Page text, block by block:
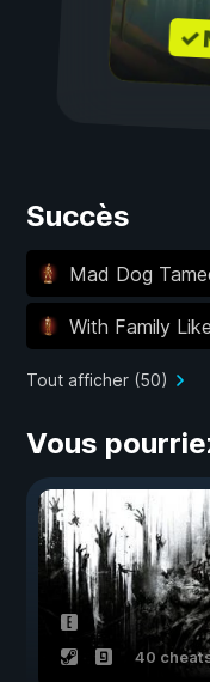
✓
Succès
Mad Dog
With Family
Tout afficher (50)
Vous
40